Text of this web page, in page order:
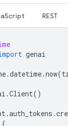
REST
genai
.datetime.now(
.Client()
.auth_tokens .
{